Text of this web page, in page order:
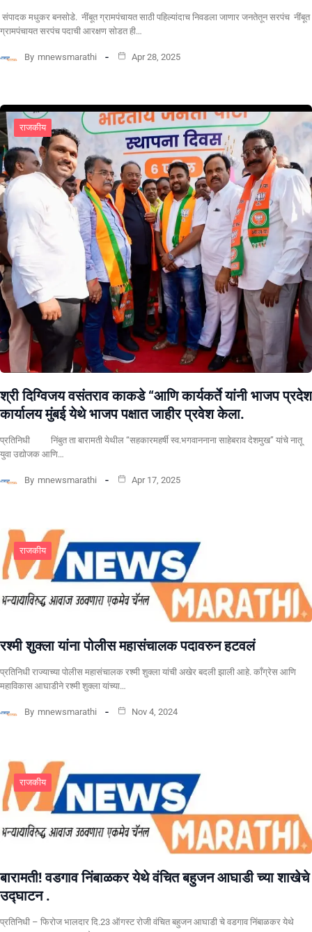
संपादक मधुकर बनसोडे. नींबूत ग्रामपंचायत साठी पहिल्यांदाच निवडला जाणार जनतेतून सरपंच नींबूत
ग्रामपंचायत सरपंच पदाची आरक्षण सोडत ही…
By mnewsmarathi Apr 28, 2025
राजकीय
श्री दिग्विजय वसंतराव काकडे “आणि कार्यकर्ते यांनी भाजप प्रदेश
कार्यालय मुंबई येथे भाजप पक्षात जाहीर प्रवेश केला.
प्रतिनिधी निंबुत ता बारामती येथील “सहकारमहर्षी स्व.भगवाननाना साहेबराव देशमुख” यांचे नातू
युवा उद्योजक आणि…
By mnewsmarathi Apr 17, 2025
राजकीय
रश्मी शुक्ला यांना पोलीस महासंचालक पदावरुन हटवलं
प्रतिनिधी राज्याच्या पोलीस महासंचालक रश्मी शुक्ला यांची अखेर बदली झाली आहे. काँग्रेस आणि
महाविकास आघाडीने रश्मी शुक्ला यांच्या…
By mnewsmarathi Nov 4, 2024
राजकीय
बारामती! वडगाव निंबाळकर येथे वंचित बहुजन आघाडी च्या शाखेचे
उद्घाटन .
प्रतिनिधी – फिरोज भालदार दि.23 ऑगस्ट रोजी वंचित बहुजन आघाडी चे वडगाव निंबाळकर येथे